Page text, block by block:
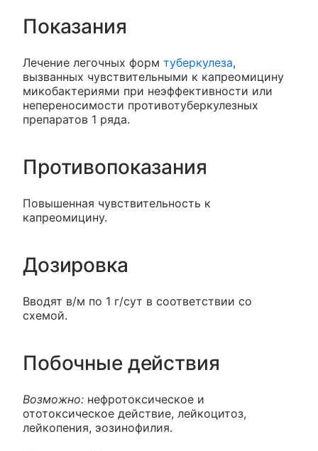
Показания
Лечение легочных форм туберкулеза,
вызванных чувствительными к капреомицину
микобактериями при неэффективности или
непереносимости противотуберкулезных
препаратов 1 ряда.
Противопоказания
Повышенная чувствительность к
капреомицину.
Дозировка
Вводят в/м по 1 г/сут в соответствии со
схемой.
Побочные действия
Возможно: нефротоксическое и
ототоксическое действие, лейкоцитоз,
лейкопения, эозинофилия.